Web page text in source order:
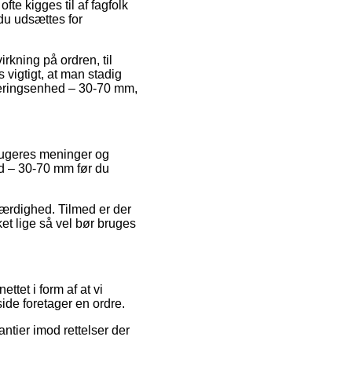
kigges til af fagfolk
udsættes for
på ordren, til
vigtigt, at man stadig
– 30-70 mm,
meninger og
– 30-70 mm før du
Tilmed er der
lige så vel bør bruges
i form af at vi
foretager en ordre.
imod rettelser der